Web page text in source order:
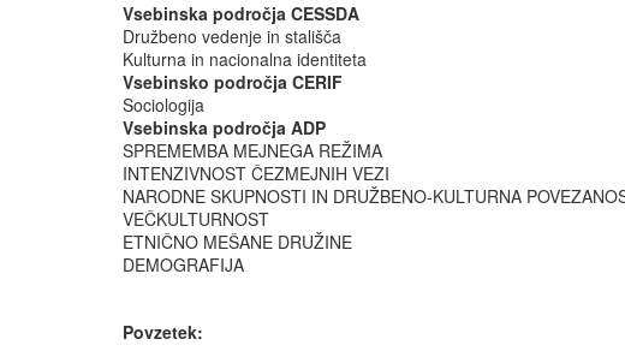
Vsebinska področja CESSDA
Družbeno vedenje in stališča
Kulturna in nacionalna identiteta
Vsebinsko področja CERIF
Sociologija
Vsebinska področja ADP
SPREMEMBA MEJNEGA REŽIMA
INTENZIVNOST ČEZMEJNIH VEZI
NARODNE SKUPNOSTI IN DRUŽBENO-KULTURNA
VEČKULTURNOST
ETNIČNO MEŠANE DRUŽINE
DEMOGRAFIJA
Povzetek: